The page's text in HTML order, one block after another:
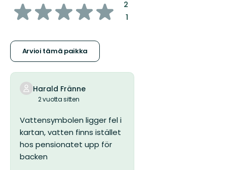
/5
Arvioi tämä paikka
2:
1:
Harald Fränne
2 vuotta sitten
Vattensymbolen ligger fel i
kartan, vatten finns istället
hos pensionatet upp för
backen